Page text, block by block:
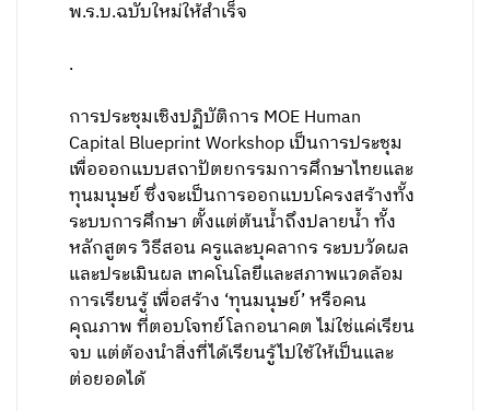
พ.ร.บ.ฉบับใหม่ให้สำเร็จ
.
การประชุมเชิงปฏิบัติการ MOE Human
Capital Blueprint Workshop เป็นการประชุม
เพื่อออกแบบสถาปัตยกรรมการศึกษาไทยและ
ทุนมนุษย์ ซึ่งจะเป็นการออกแบบโครงสร้างทั้ง
ระบบการศึกษา ตั้งแต่ต้นน้ำถึงปลายน้ำ ทั้ง
หลักสูตร วิธีสอน ครูและบุคลากร ระบบวัดผล
และประเมินผล เทคโนโลยีและสภาพแวดล้อม
การเรียนรู้ เพื่อสร้าง ‘ทุนมนุษย์’ หรือคน
คุณภาพ ที่ตอบโจทย์โลกอนาคต ไม่ใช่แค่เรียน
จบ แต่ต้องนำสิ่งที่ได้เรียนรู้ไปใช้ให้เป็นและ
ต่อยอดได้